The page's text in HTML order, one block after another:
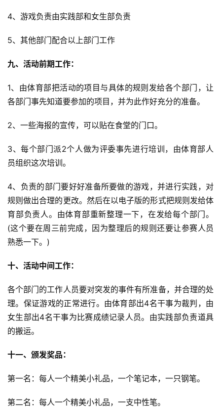
4、游戏负责由实践部和女生部负责
5、其他部门配合以上部门工作
九、活动前期工作：
1、由体育部把活动的项目与具体的规则发给各个部门，让
各部门事先知道要参加的项目，并为此作好充分的准备。
2、一些海报的宣传，可以贴在食堂的门口。
3、每个部门派2个人做为评委事先进行培训，由体育部人
员组织这次培训。
4、负责的部门要好好准备所要做的游戏，并进行实践，对
规则做出合理的更改。然后在以电子版的形式把规则发给体
育部负责人。由体育部重新整理一下，在发给每个部门。
(这个要在周三前完成，因为整理后的规则还要让参赛人员
熟悉一下。)
十、活动中间工作：
各个部门的工作人员要对突发的事件有所准备，并合理的处
理。保证游戏的正常进行。由体育部出4名干事为裁判，由
女生部出4名干事为比赛成绩记录人员。由实践部负责道具
的搬运。
十一、颁发奖品：
第一名：每人一个精美小礼品，一个笔记本，一只钢笔。
第二名：每人一个精美小礼品，一支中性笔。